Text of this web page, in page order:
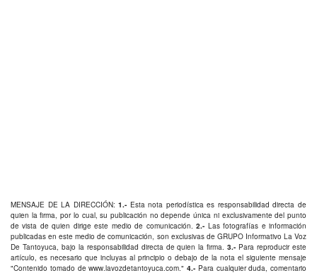
MENSAJE DE LA DIRECCIÓN:1.- Esta nota periodística es responsabilidad directa de
quien la firma, por lo cual, su publicación no depende única ni exclusivamente del punto
de vista de quien dirige este medio de comunicación.2.- Las fotografías e información
publicadas en este medio de comunicación, son exclusivas de GRUPO Informativo La Voz
De Tantoyuca, bajo la responsabilidad directa de quien la firma.3.- Para reproducir este
artículo, es necesario que incluyas al principio o debajo de la nota el siguiente mensaje
"Contenido tomado dewww.lavozdetantoyuca.com." 4.- Para cualquier duda, comentario